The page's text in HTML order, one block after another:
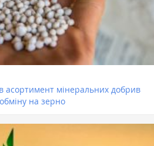
мінеральних добрив
на зерно